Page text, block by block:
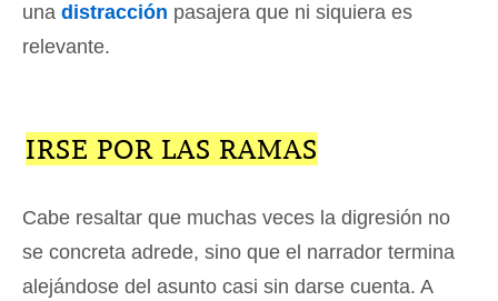
una distracción pasajera que ni siquiera es
relevante.
IRSE POR LAS RAMAS
Cabe resaltar que muchas veces la digresión no
se concreta adrede, sino que el narrador termina
alejándose del asunto casi sin darse cuenta. A